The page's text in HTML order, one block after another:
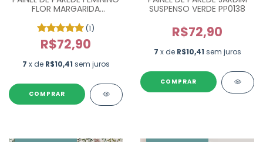
FLOR MARGARIDA
(1)
R$72,90
7 x de R$10,41 sem juros
COMPRAR
SUSPENSO VERDE PP0138
R$72,90
7 x de R$10,41 sem juros